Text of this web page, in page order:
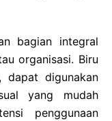
bagian integral
organisasi. Biru
dapat digunakan
yang mudah
penggunaan